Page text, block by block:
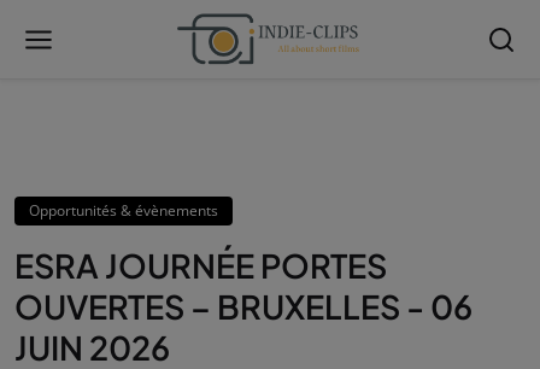
Opportunités & évènements
ESRA JOURNÉE PORTES
OUVERTES – BRUXELLES - 06
JUIN 2026